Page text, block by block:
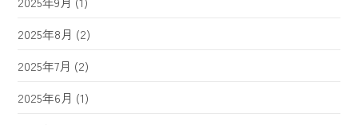
2025年8月 (2)
2025年7月 (2)
2025年6月 (1)